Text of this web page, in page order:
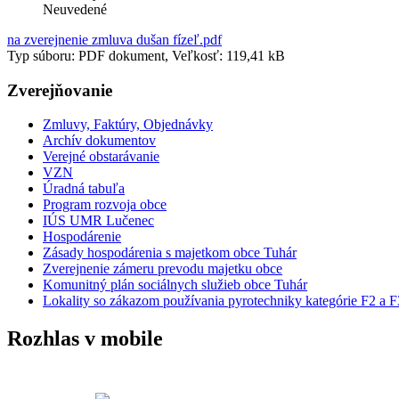
Neuvedené
na zverejnenie zmluva dušan fízeľ.pdf
Typ súboru: PDF dokument, Veľkosť: 119,41 kB
Zverejňovanie
Zmluvy, Faktúry, Objednávky
Archív dokumentov
Verejné obstarávanie
VZN
Úradná tabuľa
Program rozvoja obce
IÚS UMR Lučenec
Hospodárenie
Zásady hospodárenia s majetkom obce Tuhár
Zverejnenie zámeru prevodu majetku obce
Komunitný plán sociálnych služieb obce Tuhár
Lokality so zákazom používania pyrotechniky kategórie F2 a
Rozhlas v mobile